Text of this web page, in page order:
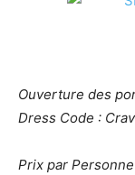
Ouverture des
Dress Code :
Prix par